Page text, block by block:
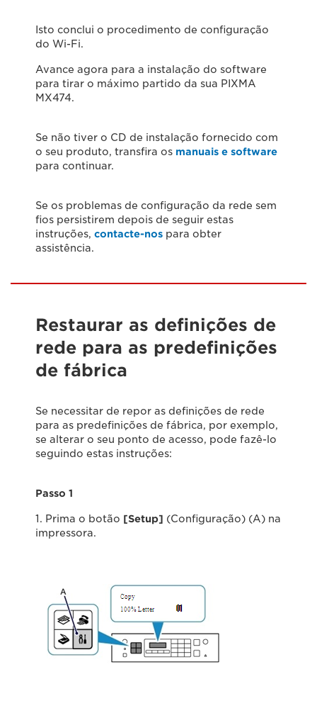
Isto conclui o procedimento de configuração
do Wi-Fi.
Avance agora para a instalação do software
para tirar o máximo partido da sua PIXMA
MX474.
Se não tiver o CD de instalação fornecido com
o seu produto, transfira os manuais e software
para continuar.
Se os problemas de configuração da rede sem
fios persistirem depois de seguir estas
instruções, contacte-nos para obter
assistência.
Restaurar as definições de
rede para as predefinições
de fábrica
Se necessitar de repor as definições de rede
para as predefinições de fábrica, por exemplo,
se alterar o seu ponto de acesso, pode fazê-lo
seguindo estas instruções:
Passo 1
1. Prima o botão [Setup] (Configuração) (A) na
impressora.